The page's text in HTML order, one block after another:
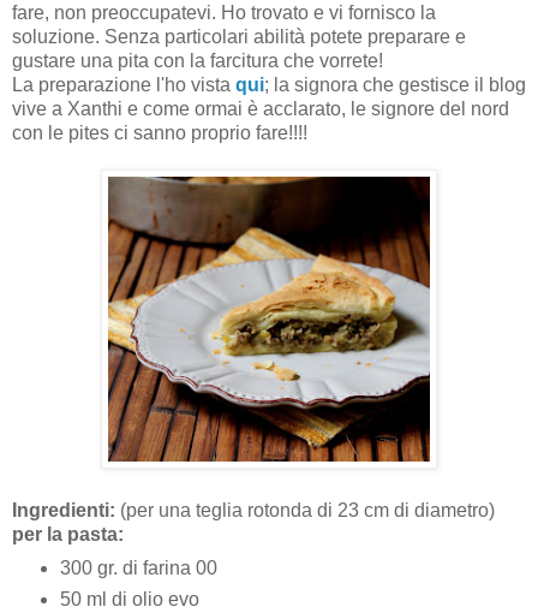
fare, non preoccupatevi. Ho trovato e vi fornisco la
soluzione. Senza particolari abilità potete preparare e
gustare una pita con la farcitura che vorrete!
La preparazione l'ho vista qui; la signora che gestisce il blog
vive a Xanthi e come ormai è acclarato, le signore del nord
con le pites ci sanno proprio fare!!!!
Ingredienti: (per una teglia rotonda di 23 cm di diametro)
per la pasta:
300 gr. di farina 00
50 ml di olio evo